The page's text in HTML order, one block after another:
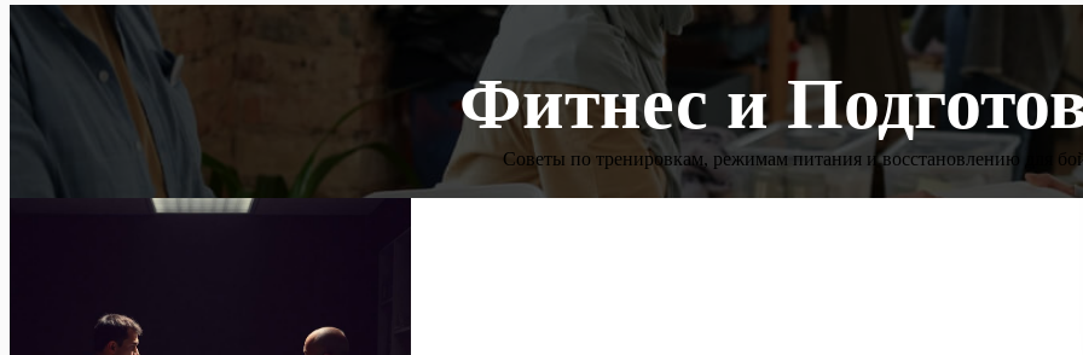
Фитнес и
Советы по тренировкам, режимам питания и восстановлению для